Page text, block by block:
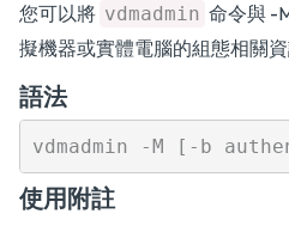
您可以將 vdmadmin 命令與 -
擬機器或實體電腦的組態相關資
語法
使用附註